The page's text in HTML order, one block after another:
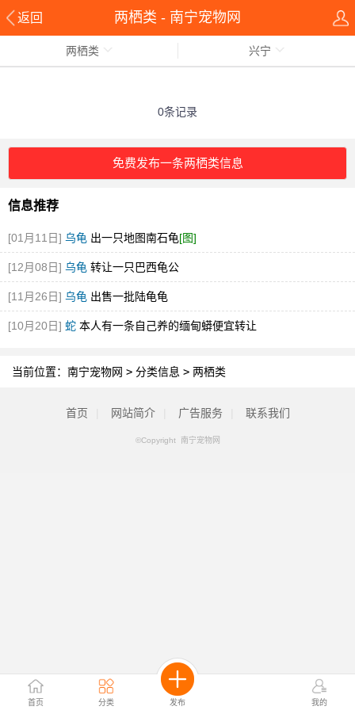
返回 两栖类 - 南宁宠物网
首页 分类 发布 我的
两栖类 兴宁
0条记录
免费发布一条两栖类信息
信息推荐
[01月11日] 乌龟 出一只地图南石龟[图]
[12月08日] 乌龟 转让一只巴西龟公
[11月26日] 乌龟 出售一批陆龟龟
[10月20日] 蛇 本人有一条自己养的缅甸蟒便宜转让
当前位置： 南宁宠物网 > 分类信息 > 两栖类
首页 网站简介 广告服务 联系我们
©Copyright 南宁宠物网